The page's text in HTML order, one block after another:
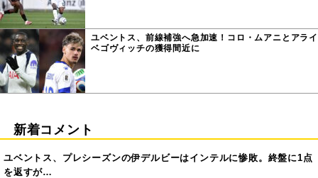
ユベントス、前線補強へ急加速！コロ・ムアニとアライ
ベゴヴィッチの獲得間近に
新着コメント
ユベントス、プレシーズンの伊デルビーはインテルに惨敗。終盤に1点
を返すが…